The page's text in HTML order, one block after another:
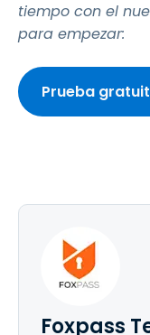
tiempo con el
para empezar:
Prueba
Foxpass